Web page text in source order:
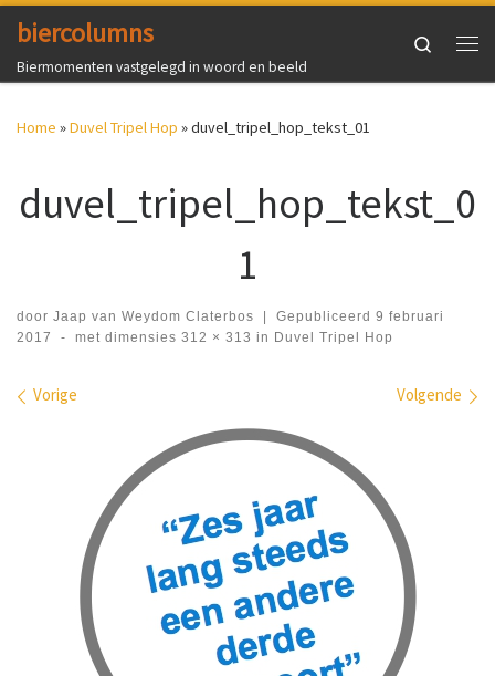
Ga naar inhoud
biercolumns
Biermomenten vastgelegd in woord en beeld
Search
Home »Duvel Tripel Hop »duvel_tripel_hop_tekst_01
duvel_tripel_hop_tekst_0
1
door Jaap van Weydom Claterbos Gepubliceerd 9 februari
2017
- met dimensies 312 × 313 in Duvel Tripel Hop
Afbeeldingen navigatie
Vorige Volgende